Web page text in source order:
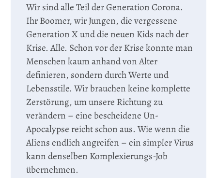
Wir sind alle Teil der Generation Corona.
Ihr Boomer, wir Jungen, die vergessene
Generation X und die neuen Kids nach der
Krise. Alle. Schon vor der Krise konnte man
Menschen kaum anhand von Alter
definieren, sondern durch Werte und
Lebensstile. Wir brauchen keine komplette
Zerstörung, um unsere Richtung zu
verändern – eine bescheidene Un-
Apocalypse reicht schon aus. Wie wenn die
Aliens endlich angreifen – ein simpler Virus
kann denselben Komplexierungs-Job
übernehmen.